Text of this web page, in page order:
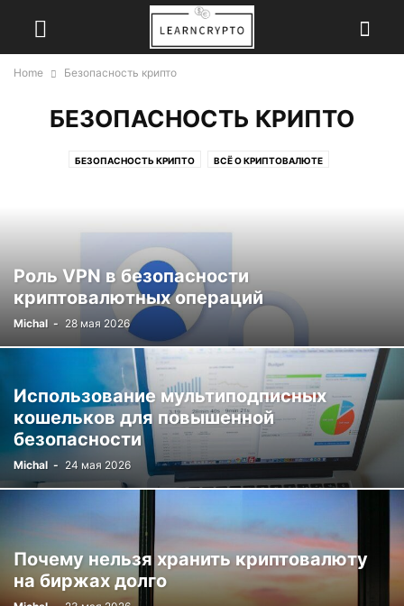
Home Безопасность крипто
БЕЗОПАСНОСТЬ КРИПТО
БЕЗОПАСНОСТЬ КРИПТО ВСЁ О КРИПТОВАЛЮТЕ
Роль VPN в безопасности
криптовалютных операций
Michal - 28 мая 2026
Использование мультиподписных
кошельков для повышенной
безопасности
Michal - 24 мая 2026
Почему нельзя хранить криптовалюту
на биржах долго